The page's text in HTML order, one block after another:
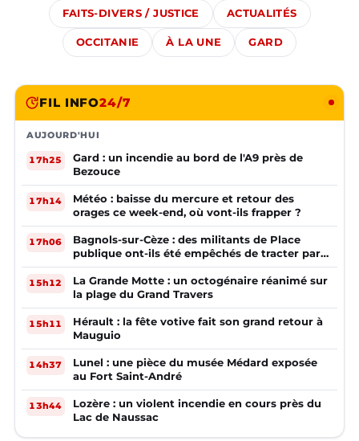
FAITS-DIVERS / JUSTICE ACTUALITÉS
OCCITANIE À LA UNE GARD
FIL INFO24/7
AUJOURD'HUI
17h25
Gard : un incendie au bord de l'A9 près de
Bezouce
17h14
Météo : baisse du mercure et retour des
orages ce week-end, où vont-ils frapper ?
17h06
Bagnols-sur-Cèze : des militants de Place
publique ont-ils été empêchés de tracter par
la mairie ?
15h12
La Grande Motte : un octogénaire réanimé sur
la plage du Grand Travers
15h11
Hérault : la fête votive fait son grand retour à
Mauguio
14h37
Lunel : une pièce du musée Médard exposée
au Fort Saint-André
13h44
Lozère : un violent incendie en cours près du
Lac de Naussac